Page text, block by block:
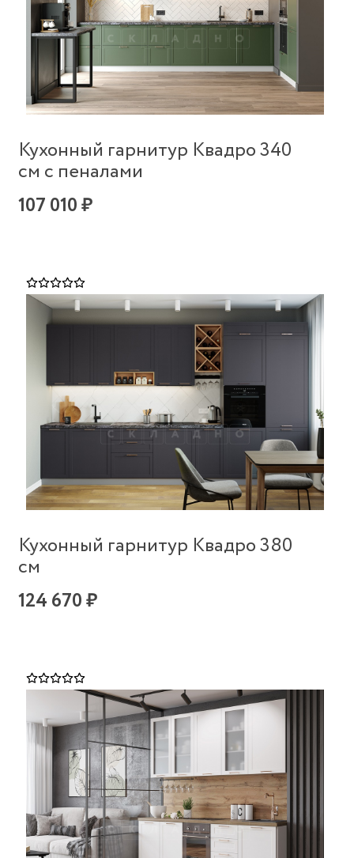
Кухонный гарнитур Квадро 340
см с пеналами
107 010 ₽
Кухонный гарнитур Квадро 380
см
124 670 ₽